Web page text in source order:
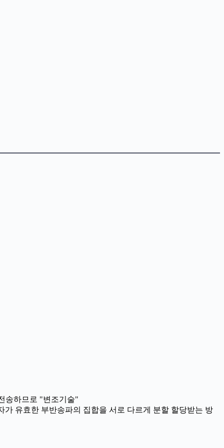
송하므로 "변조기술"
가 유효한 부반송파의 집합을 서로 다르게 분할 할당받는 방